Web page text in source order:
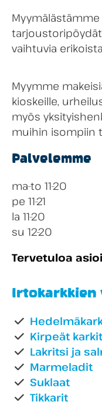
vaihtuvia
Myymme
kioskeille,
myös
muihin isompiin
Palvelemme
ma-to 11-20
pe 11-21
la 11-20
su 12-20
Tervetuloa
Irtokarkkien
Kirpeät karkit
Lakritsi ja
Marmeladit
Suklaat
Tikkarit